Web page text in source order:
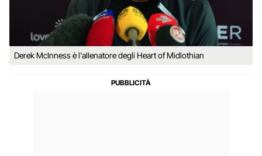
Derek McInness è l'allenatore degli Heart of Midlothian